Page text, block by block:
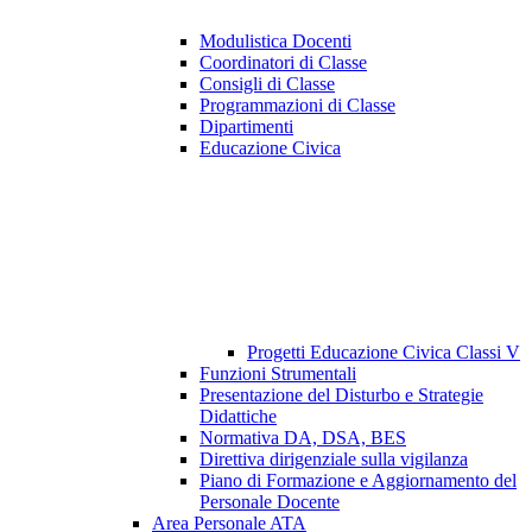
Modulistica Docenti
Coordinatori di Classe
Consigli di Classe
Programmazioni di Classe
Dipartimenti
Educazione Civica
Progetti Educazione Civica Classi V
Funzioni Strumentali
Presentazione del Disturbo e Strategie
Didattiche
Normativa DA, DSA, BES
Direttiva dirigenziale sulla vigilanza
Piano di Formazione e Aggiornamento del
Personale Docente
Area Personale ATA